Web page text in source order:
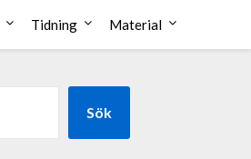
Tidning Material
Sök